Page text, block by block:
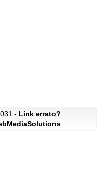
- Link errato?